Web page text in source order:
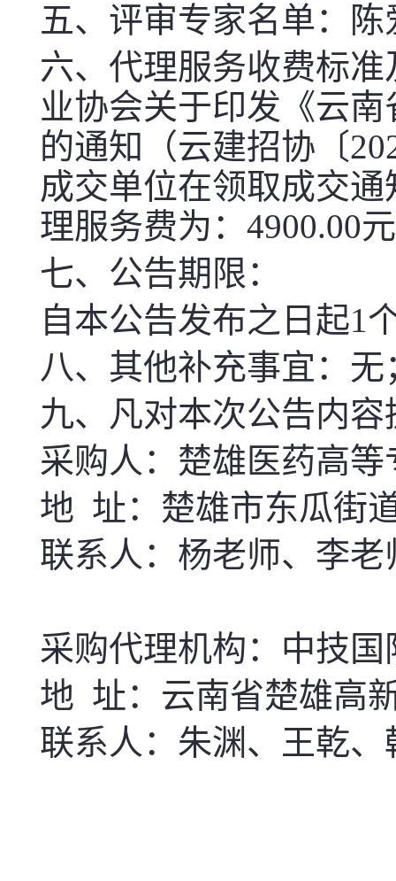
五、评审专家名单：
陈
六、代理服务收费标准
业协会关于印发《云
的通知（云建招协〔
成交单位在领取成交
理服务费为 ： 4900.00元
七、公告期限：
自本公告发布之日起1
八、其他补充事宜 ：无
九、凡对本次公告内
采购人： 楚雄医药高等
地 址： 楚雄市东瓜街
联系人： 杨老师、 李老
采购代理机构：中技
地 址：云南省楚雄高
联系人： 朱渊、王乾、